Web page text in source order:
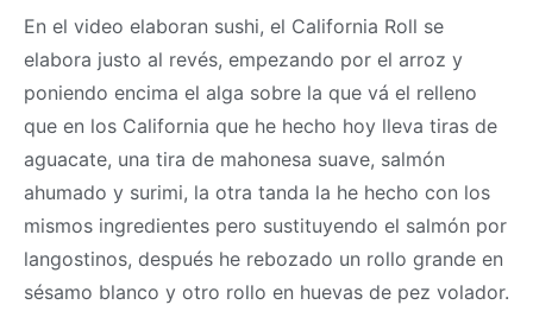
En el video elaboran sushi, el California Roll se
elabora justo al revés, empezando por el arroz y
poniendo encima el alga sobre la que vá el relleno
que en los California que he hecho hoy lleva tiras de
aguacate, una tira de mahonesa suave, salmón
ahumado y surimi, la otra tanda la he hecho con los
mismos ingredientes pero sustituyendo el salmón por
langostinos, después he rebozado un rollo grande en
sésamo blanco y otro rollo en huevas de pez volador.